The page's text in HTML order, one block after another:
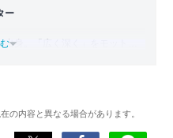
ー
出身。「広く深く」をモットー
。ゲーム開発者を目指した経験
々に伝えるためゲームライタ
の内容と異なる場合があります。